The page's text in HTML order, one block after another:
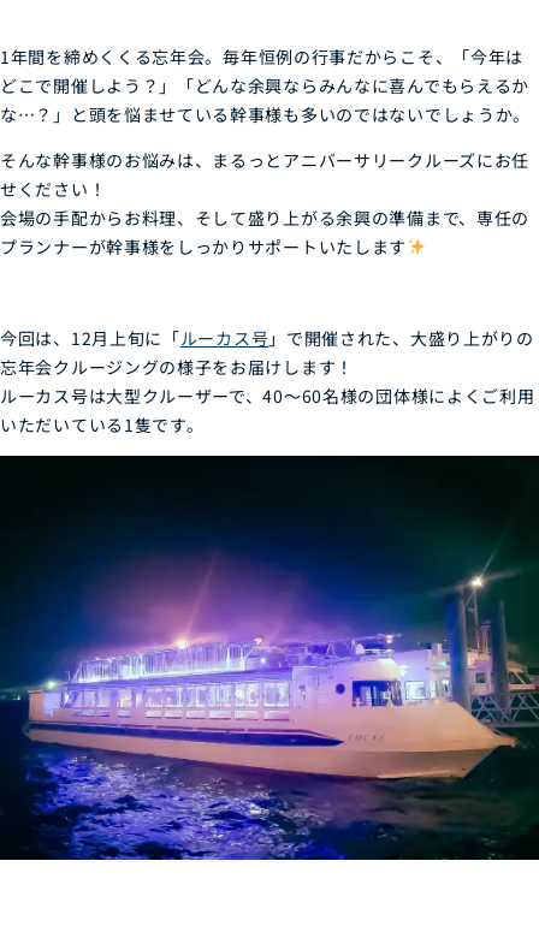
1年間を締めくくる忘年会。毎年恒例の行事だからこそ、「今年は
どこで開催しよう？」「どんな余興ならみんなに喜んでもらえるか
な…？」と頭を悩ませている幹事様も多いのではないでしょうか。
そんな幹事様のお悩みは、まるっとアニバーサリークルーズにお任
せください！
会場の手配からお料理、そして盛り上がる余興の準備まで、専任の
プランナーが幹事様をしっかりサポートいたします
今回は、12月上旬に「ルーカス号」で開催された、大盛り上がりの
忘年会クルージングの様子をお届けします！
ルーカス号は大型クルーザーで、40～60名様の団体様によくご利用
いただいている1隻です。